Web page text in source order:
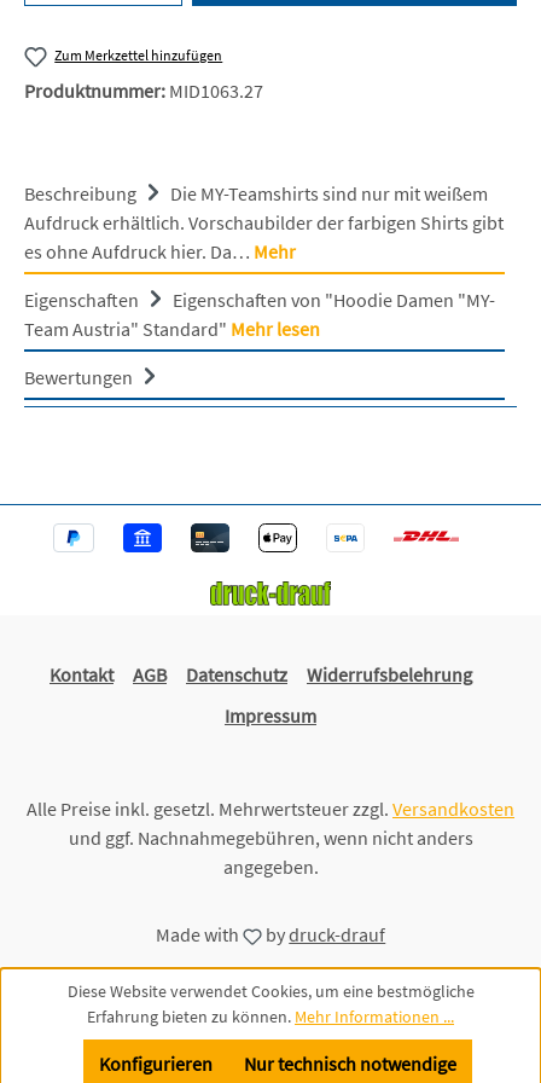
Zum Merkzettel hinzufügen
Produktnummer: MID1063.27
Beschreibung
Die MY-Teamshirts sind nur mit weißem
Aufdruck erhältlich. Vorschaubilder der farbigen Shirts gibt
es ohne Aufdruck hier. Da… Mehr
Eigenschaften
Eigenschaften von "Hoodie Damen "MY-
Team Austria" Standard" Mehr lesen
Bewertungen
Kontakt AGB Datenschutz
Widerrufsbelehrung
Impressum
Alle Preise inkl. gesetzl. Mehrwertsteuer zzgl. Versandkosten
und ggf. Nachnahmegebühren, wenn nicht anders
angegeben.
Made with bydruck-drauf
Diese Website verwendet Cookies, um eine bestmögliche
Erfahrung bieten zu können. Mehr Informationen ...
Nur technisch notwendige
Konfigurieren